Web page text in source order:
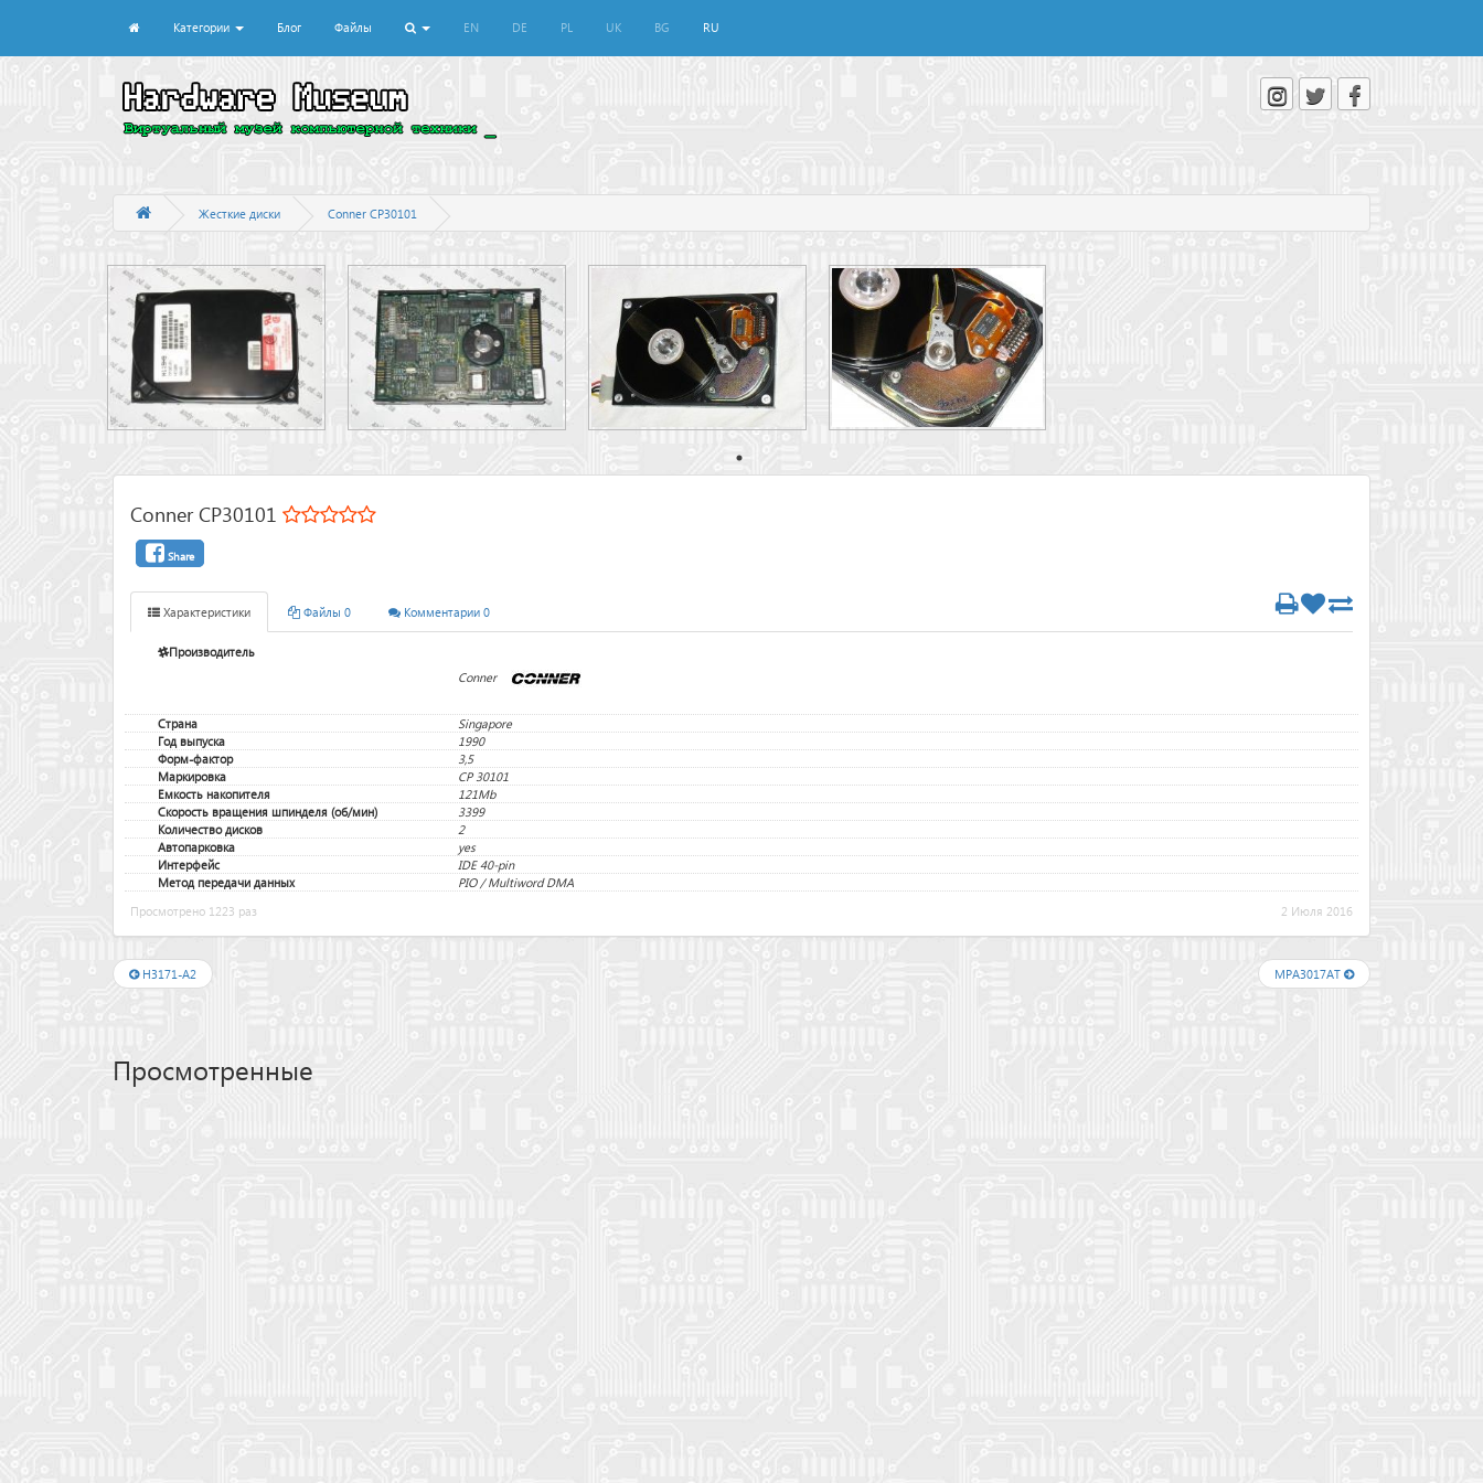
Категории Блог Файлы EN DE PL UK BG RU
Жесткие диски Conner CP30101
Conner CP30101
Share
Характеристики Файлы 0 Комментарии 0
Производитель
Conner
Страна
Singapore
Год выпуска
1990
Форм-фактор
3,5
Маркировка
CP 30101
Емкость накопителя
121Mb
Скорость вращения шпинделя (об/мин)
3399
Количество дисков
2
Автопарковка
yes
Интерфейс
IDE 40-pin
Метод передачи данных
PIO / Multiword DMA
Просмотрено 1223 раз
2 Июля 2016
H3171-A2 MPA3017AT
Просмотренные